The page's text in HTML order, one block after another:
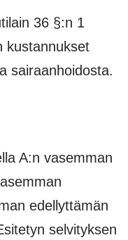
36 §:n 1
kustannukset
sairaanhoidosta.
A:n vasemman
edellyttämän
selvityksen